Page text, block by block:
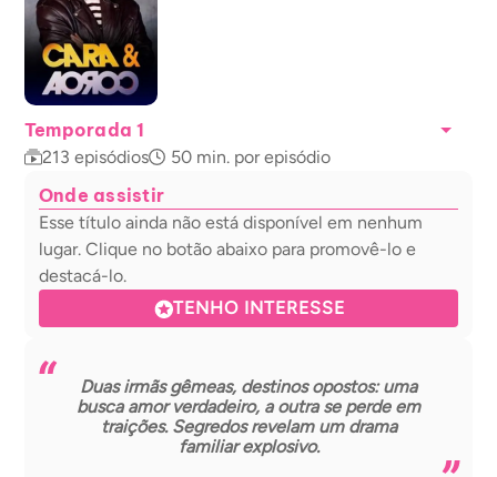
Temporada 1
213 episódios 50 min. por episódio
Onde assistir
Esse título ainda não está disponível em nenhum
lugar. Clique no botão abaixo para promovê-lo e
destacá-lo.
TENHO INTERESSE
Duas irmãs gêmeas, destinos opostos: uma
busca amor verdadeiro, a outra se perde em
traições. Segredos revelam um drama
familiar explosivo.